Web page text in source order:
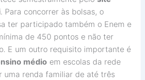
. Para concorrer às bolsas, o
ter participado também o Enem e
de 450 pontos e não ter
E um outro requisito importante é
médio em escolas da rede
uma renda familiar de até três